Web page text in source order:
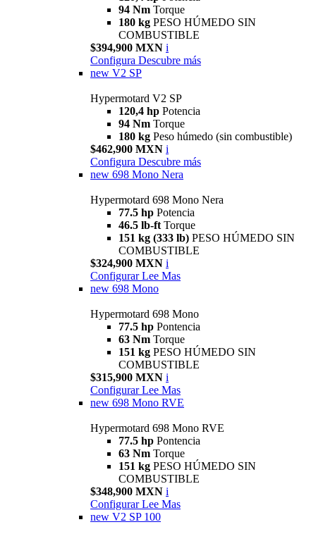
94 Nm Torque
180 kg PESO HÚMEDO SIN
COMBUSTIBLE
$394,900 MXN i
Configura Descubre más
new V2 SP
Hypermotard V2 SP
120,4 hp Potencia
94 Nm Torque
180 kg Peso húmedo (sin combustible)
$462,900 MXN i
Configura Descubre más
new 698 Mono Nera
Hypermotard 698 Mono Nera
77.5 hp Potencia
46.5 lb-ft Torque
151 kg (333 lb) PESO HÚMEDO SIN
COMBUSTIBLE
$324,900 MXN i
Configurar Lee Mas
new 698 Mono
Hypermotard 698 Mono
77.5 hp Pontencia
63 Nm Torque
151 kg PESO HÚMEDO SIN
COMBUSTIBLE
$315,900 MXN i
Configurar Lee Mas
new 698 Mono RVE
Hypermotard 698 Mono RVE
77.5 hp Pontencia
63 Nm Torque
151 kg PESO HÚMEDO SIN
COMBUSTIBLE
$348,900 MXN i
Configurar Lee Mas
new V2 SP 100